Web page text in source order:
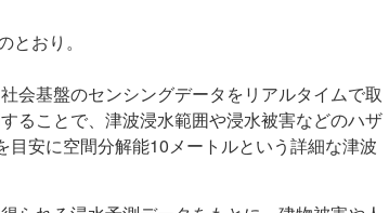
おり。
会基盤のセンシングデータをリアルタイムで取
ることで、津波浸水範囲や浸水被害などのハザ
安に空間分解能10メートルという詳細な津波